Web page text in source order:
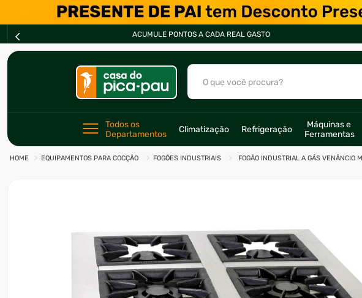
ACUMULE PONTOS A CADA REAL GASTO
O que você procura?
Todos os
Departamentos
Climatização Refrigeração
Máquinas e
Ferramentas
EQUIPAMENTOS PARA COCÇÃO FOGÕES INDUSTRIAIS FOGÃO INDUSTRIAL A GÁS VENÂNCIO
2º
freezer
cervejeira
soprador
7º
motosserra
8º
ventilador